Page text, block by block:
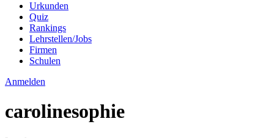
Urkunden
Quiz
Rankings
Lehrstellen/Jobs
Firmen
Schulen
Anmelden
carolinesophie